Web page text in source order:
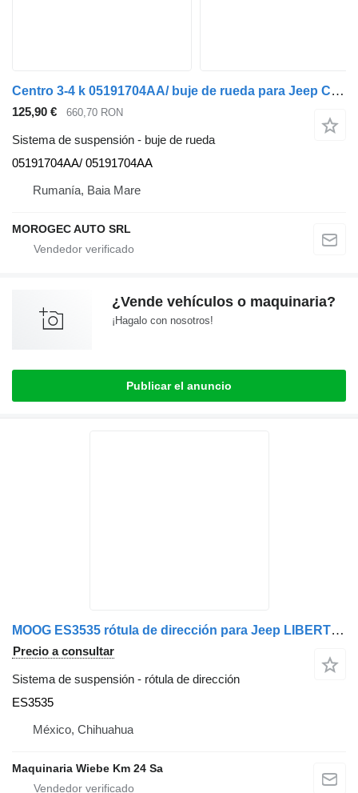
Centro 3-4 k 05191704AA/ buje de rueda para Jeep Compass 2.0d coche
125,90 € 660,70 RON
Sistema de suspensión - buje de rueda
05191704AA/ 05191704AA
Rumanía, Baia Mare
MOROGEC AUTO SRL
¿Vende vehículos o maquinaria?
¡Hagalo con nosotros!
Publicar el anuncio
MOOG ES3535 rótula de dirección para Jeep LIBERTY 2002-2005 coche
Precio a consultar
Sistema de suspensión - rótula de dirección
ES3535
México, Chihuahua
Maquinaria Wiebe Km 24 Sa